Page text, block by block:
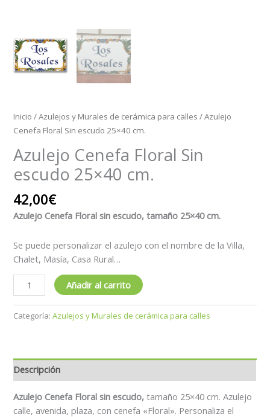
Inicio /Azulejos y Murales de cerámica para calles / Azulejo
Cenefa Floral Sin escudo 25×40 cm.
Azulejo Cenefa Floral Sin
escudo 25×40 cm.
42,00€
Azulejo Cenefa Floral sin escudo, tamaño 25×40 cm.
Se puede personalizar el azulejo con el nombre de la Villa,
Chalet, Masía, Casa Rural…
Añadir al carrito
Categoría:Azulejos y Murales de cerámica para calles
Descripción
Azulejo Cenefa Floral sin escudo, tamaño 25×40 cm. Azulejo
calle, avenida, plaza, con cenefa «Floral». Personaliza el